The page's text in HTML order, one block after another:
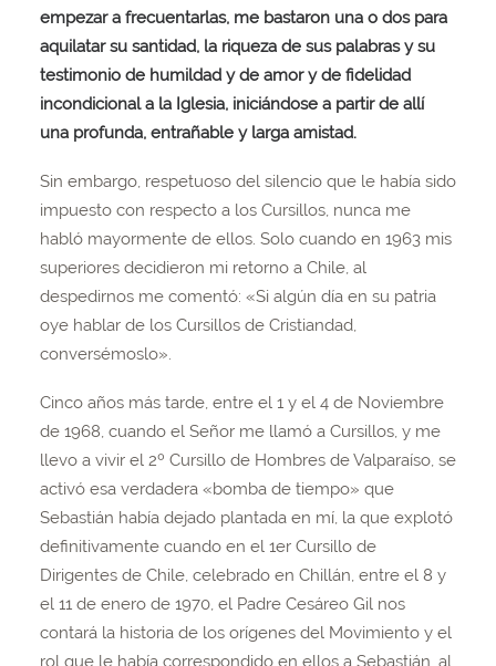
empezar a frecuentarlas, me bastaron una o dos para
aquilatar su santidad, la riqueza de sus palabras y su
testimonio de humildad y de amor y de fidelidad
incondicional a la Iglesia, iniciándose a partir de allí
una profunda, entrañable y larga amistad.
Sin embargo, respetuoso del silencio que le había sido
impuesto con respecto a los Cursillos, nunca me
habló mayormente de ellos. Solo cuando en 1963 mis
superiores decidieron mi retorno a Chile, al
despedirnos me comentó: «Si algún día en su patria
oye hablar de los Cursillos de Cristiandad,
conversémoslo».
Cinco años más tarde, entre el 1 y el 4 de Noviembre
de 1968, cuando el Señor me llamó a Cursillos, y me
llevo a vivir el 2º Cursillo de Hombres de Valparaíso, se
activó esa verdadera «bomba de tiempo» que
Sebastián había dejado plantada en mí, la que explotó
definitivamente cuando en el 1er Cursillo de
Dirigentes de Chile, celebrado en Chillán, entre el 8 y
el 11 de enero de 1970, el Padre Cesáreo Gil nos
contará la historia de los orígenes del Movimiento y el
rol que le había correspondido en ellos a Sebastián, al